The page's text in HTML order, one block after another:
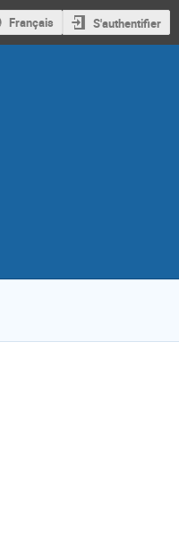
Français S'authentifier